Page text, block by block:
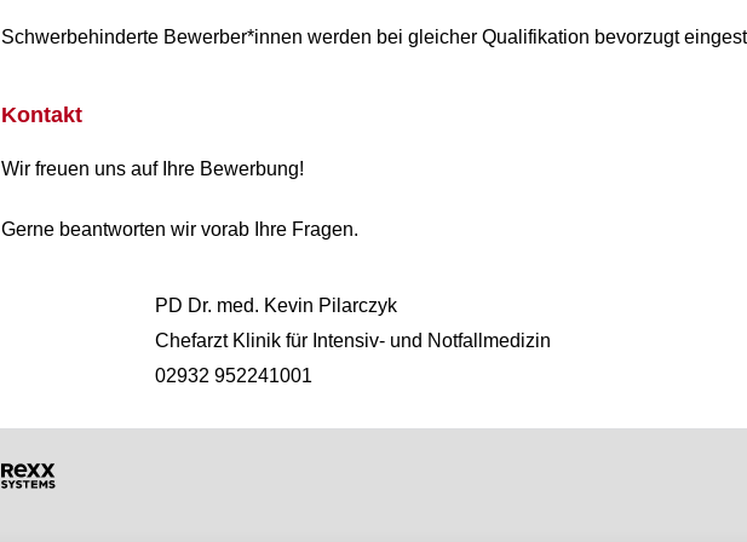
Schwerbehinderte Bewerber*innen werden bei gleicher Qualifikation bevorzugt
Kontakt
Wir freuen uns auf Ihre Bewerbung!
Gerne beantworten wir vorab Ihre Fragen.
PD Dr. med. Kevin Pilarczyk
Chefarzt Klinik für Intensiv- und Notfallmedizin
02932 952241001